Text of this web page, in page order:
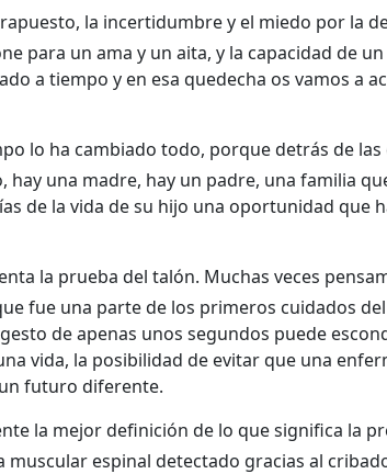
la incertidumbre y el miedo por la
para un ama y un aita, y la capacidad de
a tiempo y en esa quedecha os vamos a
lo ha cambiado todo, porque detrás de
hay una madre, hay un padre, una familia
de la vida de su hijo una oportunidad que
la prueba del talón. Muchas veces
fue una parte de los primeros cuidados
de apenas unos segundos puede
vida, la posibilidad de evitar que una
futuro diferente.
la mejor definición de lo que significa la
espinal detectado gracias al